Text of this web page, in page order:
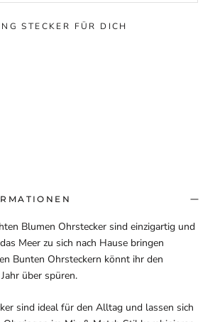
STECKER FÜR DICH
Blumen Ohrstecker sind einzigartig und
Meer zu sich nach Hause bringen
Bunten Ohrsteckern könnt ihr den
über spüren.
sind ideal für den Alltag und lassen sich